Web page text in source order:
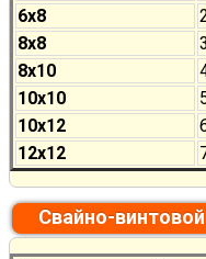
6х8
8х8
8х10
10х10
10х12
12х12
Свайно-